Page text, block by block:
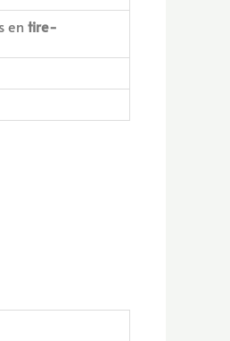
en tire-